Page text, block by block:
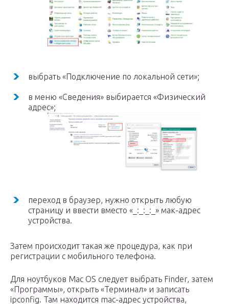
выбрать «Подключение по локальной сети»;
в меню «Сведения» выбирается «Физический
адрес»;
переход в браузер, нужно открыть любую
страницу и ввести вместо «_:_:_:_» мак-адрес
устройства.
Затем происходит такая же процедура, как при
регистрации с мобильного телефона.
Для ноутбуков Mac OS следует выбрать Finder, затем
«Программы», открыть «Терминал» и записать
ipconfig. Там находится mac-адрес устройства,